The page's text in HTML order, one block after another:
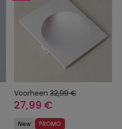
Voorheen 32,99 €
27,99 €
New PROMO